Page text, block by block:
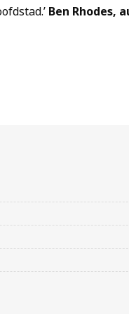
Ben Rhodes,